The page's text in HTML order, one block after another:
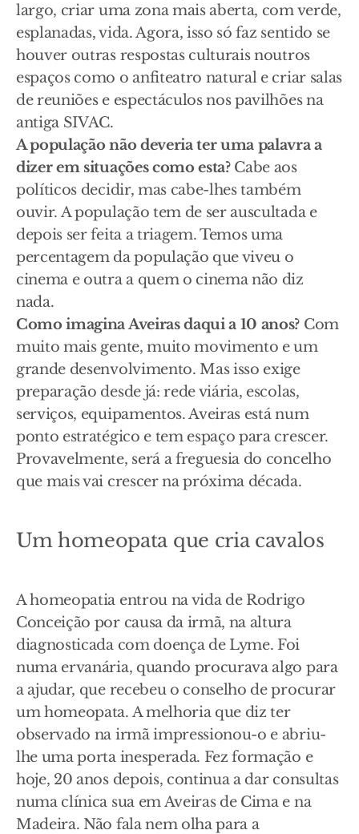
largo, criar uma zona mais aberta, com verde,
esplanadas, vida. Agora, isso só faz sentido se
houver outras respostas culturais noutros
espaços como o anfiteatro natural e criar salas
de reuniões e espectáculos nos pavilhões na
antiga SIVAC.
A população não deveria ter uma palavra a
dizer em situações como esta? Cabe aos
políticos decidir, mas cabe-lhes também
ouvir. A população tem de ser auscultada e
depois ser feita a triagem. Temos uma
percentagem da população que viveu o
cinema e outra a quem o cinema não diz
nada.
Como imagina Aveiras daqui a 10 anos? Com
muito mais gente, muito movimento e um
grande desenvolvimento. Mas isso exige
preparação desde já: rede viária, escolas,
serviços, equipamentos. Aveiras está num
ponto estratégico e tem espaço para crescer.
Provavelmente, será a freguesia do concelho
que mais vai crescer na próxima década.
Um homeopata que cria cavalos
A homeopatia entrou na vida de Rodrigo
Conceição por causa da irmã, na altura
diagnosticada com doença de Lyme. Foi
numa ervanária, quando procurava algo para
a ajudar, que recebeu o conselho de procurar
um homeopata. A melhoria que diz ter
observado na irmã impressionou-o e abriu-
lhe uma porta inesperada. Fez formação e
hoje, 20 anos depois, continua a dar consultas
numa clínica sua em Aveiras de Cima e na
Madeira. Não fala nem olha para a